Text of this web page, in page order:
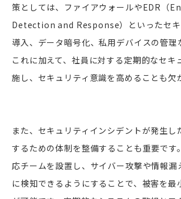
策としては、ファイアウォールやEDR（
Detection and Response）といったセキ
導入、データ暗号化、私用デバイスの管理
これに加えて、社員に対する定期的なセキ
施し、セキュリティ意識を高めることも欠
また、セキュリティインシデントが発生し
するための体制を整備することも重要です
応チームを設置し、サイバー攻撃や情報漏
に検知できるようにすることで、被害を最